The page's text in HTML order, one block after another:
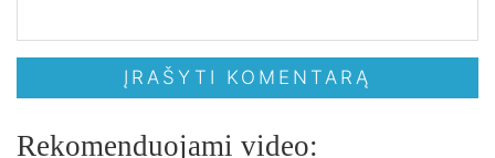
Rekomenduojami video: